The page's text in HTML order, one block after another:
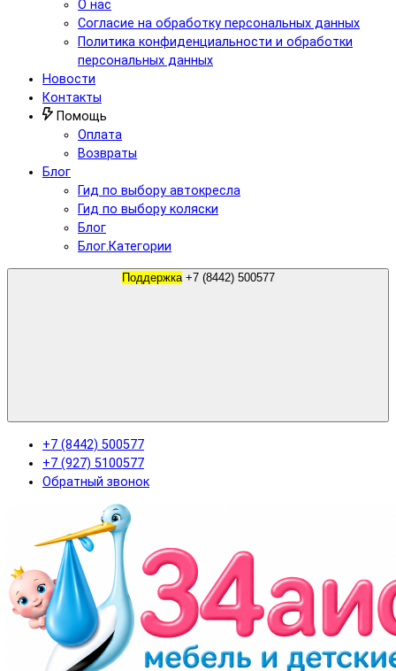
О нас
Согласие на обработку персональных данных
Политика конфиденциальности и обработки
персональных данных
Новости
Контакты
Помощь
Оплата
Возвраты
Блог
Гид по выбору автокресла
Гид по выбору коляски
Блог
Блог.Категории
Поддержка +7 (8442) 500577
+7 (8442) 500577
+7 (927) 5100577
Обратный звонок